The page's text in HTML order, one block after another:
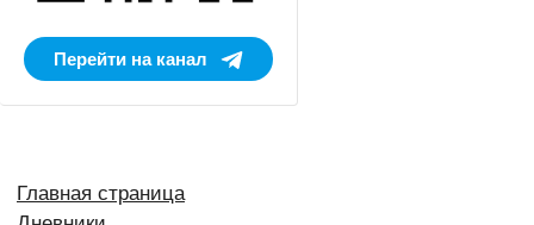
Перейти на канал
Главная страница